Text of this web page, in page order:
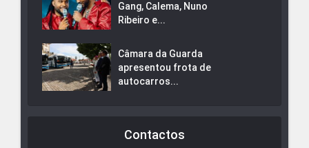
Gang, Calema, Nuno
Ribeiro e...
Câmara da Guarda
apresentou frota de
autocarros...
Contactos